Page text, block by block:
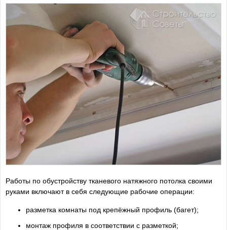
Работы по обустройству тканевого натяжного потолка своими
руками включают в себя следующие рабочие операции:
разметка комнаты под крепёжный профиль (багет);
монтаж профиля в соответствии с разметкой;